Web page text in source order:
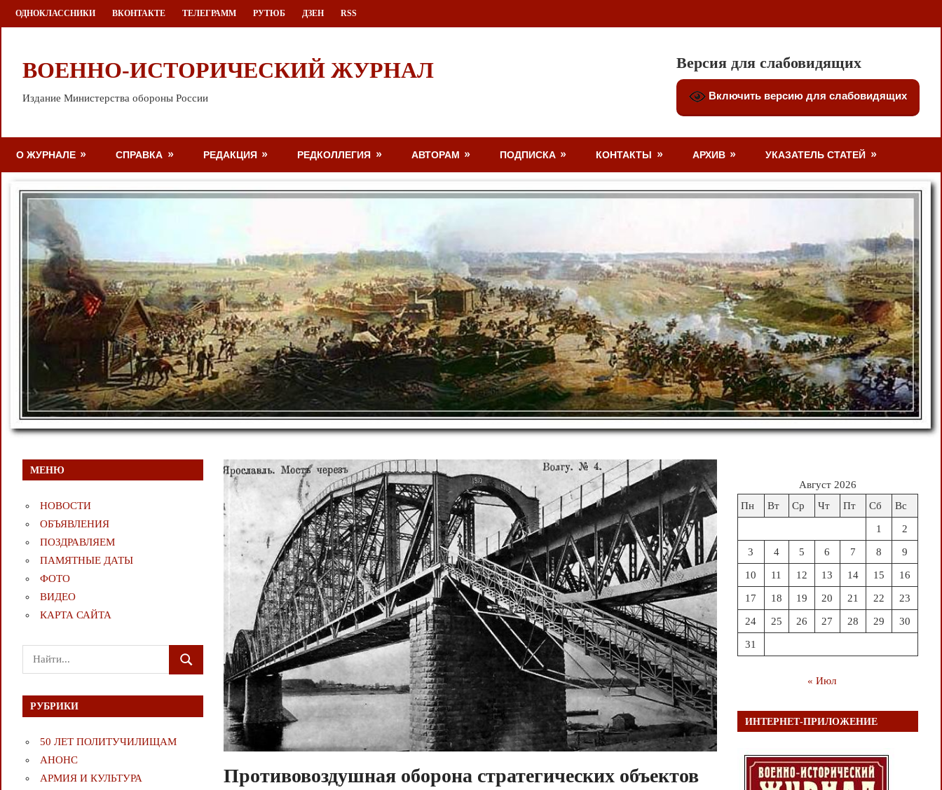
Перейти
к
ОДНОКЛАССНИКИ ВКОНТАКТЕ ТЕЛЕГРАММ РУТЮБ ДЗЕН RSS
ВОЕННО-ИСТОРИЧЕСКИЙ ЖУРНАЛ
Издание Министерства обороны России
Версия для слабовидящих
Включить версию для слабовидящих
О ЖУРНАЛЕ СПРАВКА РЕДАКЦИЯ РЕДКОЛЛЕГИЯ АВТОРАМ ПОДПИСКА КОНТАКТЫ АРХИВ УКАЗАТЕЛЬ СТАТЕЙ
Противовоздушная оборона стратегических объектов
МЕНЮ
НОВОСТИ
ОБЪЯВЛЕНИЯ
ПОЗДРАВЛЯЕМ
ПАМЯТНЫЕ ДАТЫ
ФОТО
ВИДЕО
КАРТА САЙТА
Поиск
для:
ПОИСК
РУБРИКИ
50 ЛЕТ ПОЛИТУЧИЛИЩАМ
АНОНС
АРМИЯ И КУЛЬТУРА
Август 2026
Пн
Вт Ср Чт Пт Сб Вс
1 2
3 4 5 6 7 8 9
10 11 12 13 14 15 16
17 18 19 20 21 22 23
24 25 26 27 28 29 30
31
« Июл
ИНТЕРНЕТ-ПРИЛОЖЕНИЕ